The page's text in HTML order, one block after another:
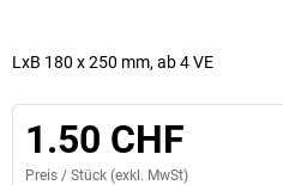
LxB 180 x 250 mm, ab 4 VE
1.50 CHF
Preis / Stück (exkl. MwSt)